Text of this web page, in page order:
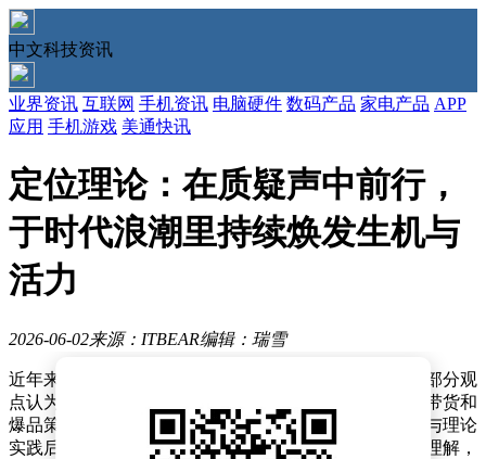
中文科技资讯
业界资讯 互联网 手机资讯 电脑硬件 数码产品 家电产品 APP
应用 手机游戏 美通快讯
定位理论：在质疑声中前行，
于时代浪潮里持续焕发生机与
活力
2026-06-02来源：ITBEAR编辑：瑞雪
近年来，定位理论在商业领域的应用引发了诸多讨论，部分观
点认为其已难以适应现代市场环境，甚至有人断言流量带货和
爆品策略比定位更具确定性。然而，深入分析市场案例与理论
实践后不难发现，这些质疑往往源于对定位理论的片面理解，